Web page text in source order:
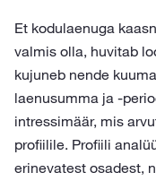
Et kodulaenuga
valmis olla, huvitab
kujuneb nende
laenusumma ja -
intressimäär, mis
profiilile. Profiili
erinevatest osadest,